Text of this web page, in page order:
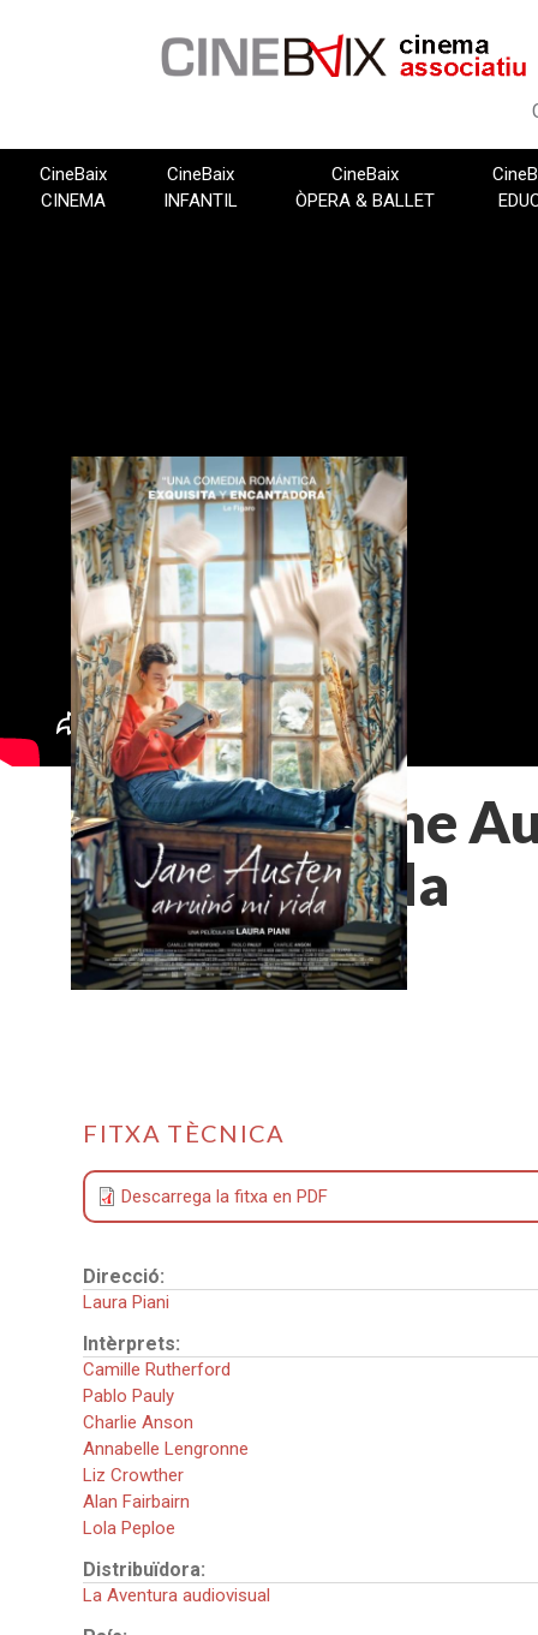
CineBaix
CINEMA
CineBaix
INFANTIL
CineBaix
ÒPERA & BALLET
Jane
vida
FITXA TÈCNICA
Descarrega la fitxa en PDF
Direcció:
Laura Piani
Intèrprets:
Camille Rutherford
Pablo Pauly
Charlie Anson
Annabelle Lengronne
Liz Crowther
Alan Fairbairn
Lola Peploe
Distribuïdora:
La Aventura audiovisual